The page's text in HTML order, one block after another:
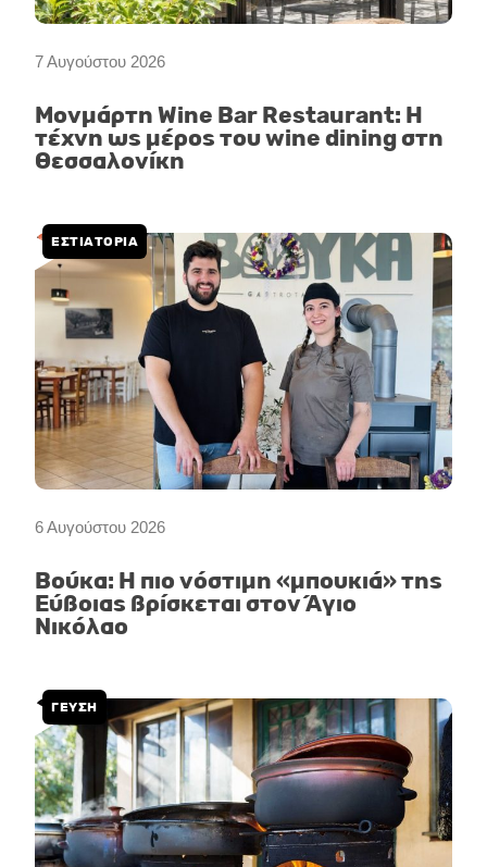
7 Αυγούστου 2026
Μονμάρτη Wine Bar Restaurant: Η
τέχνη ως μέρος του wine dining στη
Θεσσαλονίκη
6 Αυγούστου 2026
ΕΣΤΙΑΤΟΡΙΑ
Βούκα: Η πιο νόστιμη «μπουκιά» της
Εύβοιας βρίσκεται στον Άγιο
Νικόλαο
ΓΕΥΣΗ